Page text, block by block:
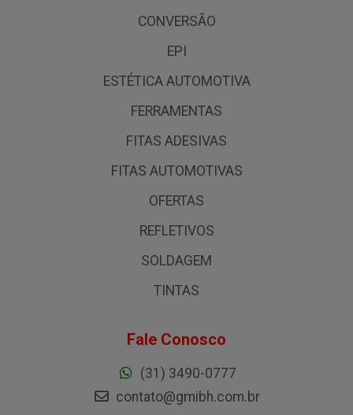
CONVERSÃO
EPI
ESTÉTICA AUTOMOTIVA
FERRAMENTAS
FITAS ADESIVAS
FITAS AUTOMOTIVAS
OFERTAS
REFLETIVOS
SOLDAGEM
TINTAS
Fale Conosco
(31) 3490-0777
contato@gmibh.com.br